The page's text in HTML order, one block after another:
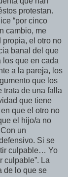
protestan.
“por cinco
cambio, me
propia, el otro no
banal del que
los que en cada
a la pareja, los
que los
trata de una falla
que tiene
que el otro no
el hijo/a no
un
Si se
culpable… Yo
culpable”. La
de lo que se